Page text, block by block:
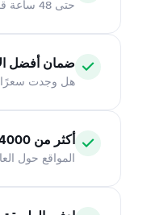
حتى 48 ساعة قبل 48 ساعة من موعد الاستلام المحدد
ضمان أفضل
هل وجدت
أكثر من 24000 موقع استلام 24000
المواقع حول